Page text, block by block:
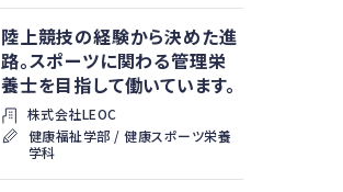
株式会社LEOC
健康福祉学部 / 健康スポーツ栄養
学科
陸上競技の経験から決めた進
路。スポーツに関わる管理栄
養士を目指して働いています。